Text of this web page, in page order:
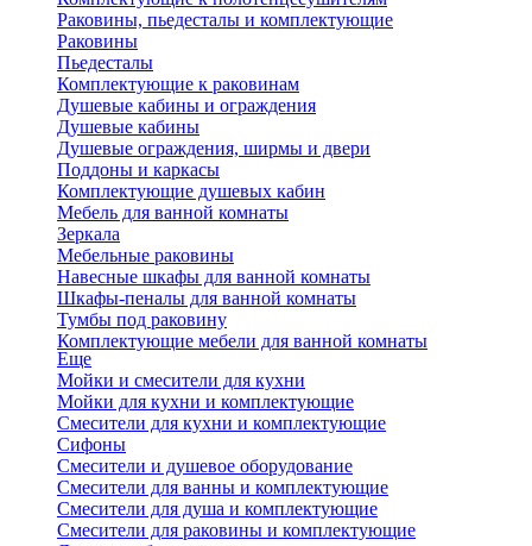
Раковины, пьедесталы и комплектующие
Раковины
Пьедесталы
Комплектующие к раковинам
Душевые кабины и ограждения
Душевые кабины
Душевые ограждения, ширмы и двери
Поддоны и каркасы
Комплектующие душевых кабин
Мебель для ванной комнаты
Зеркала
Мебельные раковины
Навесные шкафы для ванной комнаты
Шкафы-пеналы для ванной комнаты
Тумбы под раковину
Комплектующие мебели для ванной комнаты
Еще
Мойки и смесители для кухни
Мойки для кухни и комплектующие
Смесители для кухни и комплектующие
Сифоны
Смесители и душевое оборудование
Смесители для ванны и комплектующие
Смесители для душа и комплектующие
Смесители для раковины и комплектующие